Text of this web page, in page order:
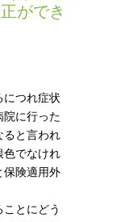
ができ
につれ症状
院に行った
ると言われ
色でなけれ
保険適用外
とにどう